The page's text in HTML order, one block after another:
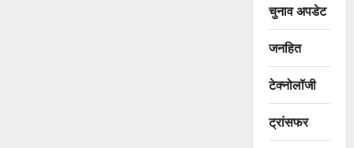
चुनाव अपडेट
जनहित
टेक्नोलॉजी
ट्रांसफर